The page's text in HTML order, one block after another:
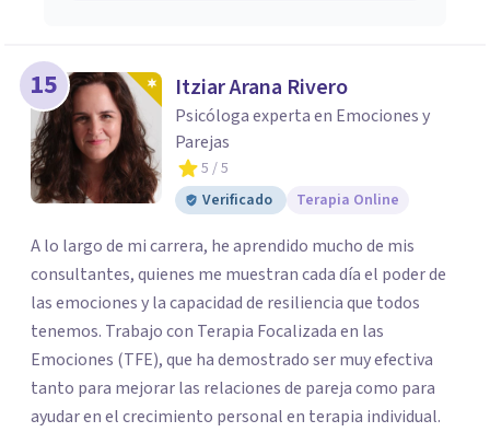
15 Itziar Arana Rivero
Psicóloga experta en Emociones y
Parejas
5 / 5
Verificado
Terapia Online
A lo largo de mi carrera, he aprendido mucho de mis
consultantes, quienes me muestran cada día el poder de
las emociones y la capacidad de resiliencia que todos
tenemos. Trabajo con Terapia Focalizada en las
Emociones (TFE), que ha demostrado ser muy efectiva
tanto para mejorar las relaciones de pareja como para
ayudar en el crecimiento personal en terapia individual.